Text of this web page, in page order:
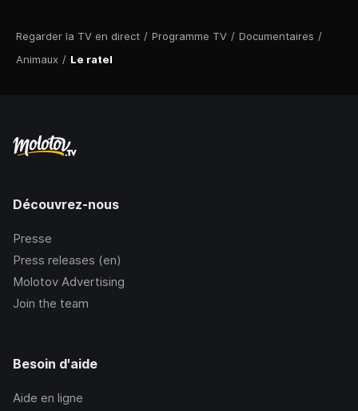
Regarder la TV en direct / Programme TV / Documentaires /
Animaux / Le ratel
Découvrez-nous
Presse
Press releases (en)
Molotov Advertising
Join the team
Besoin d'aide
Aide en ligne